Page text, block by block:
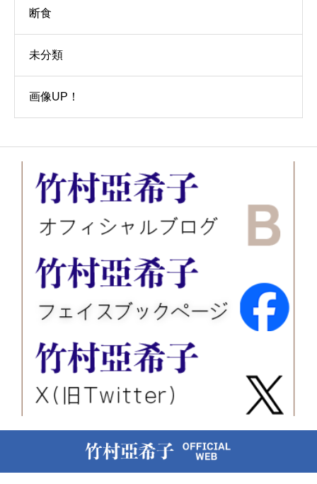
断食
未分類
画像UP！